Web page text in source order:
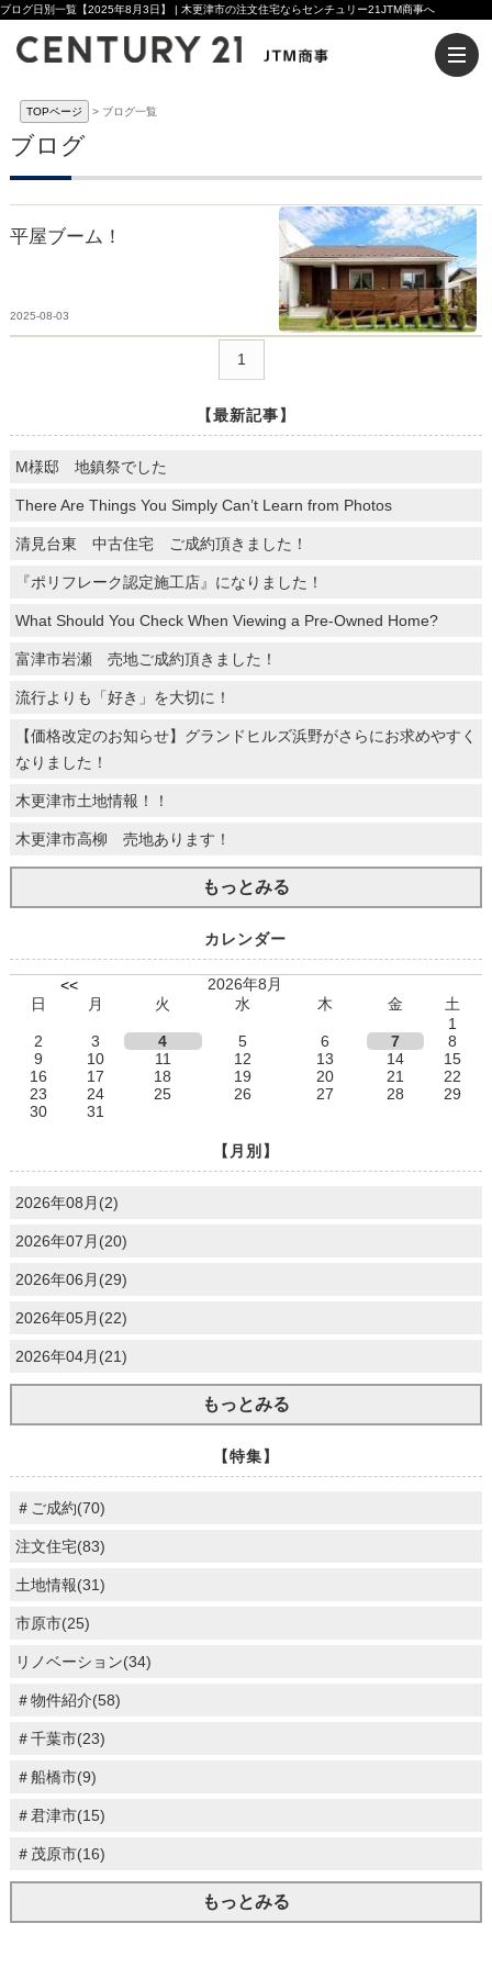
ブログ日別一覧【2025年8月3日】 | 木更津市の注文住宅ならセンチュリー21JTM商事へ
TOPページ ブログ一覧
ブログ
平屋ブーム！
2025-08-03
1
【最新記事】
M様邸 地鎮祭でした
There Are Things You Simply Can’t Learn from Photos
清見台東 中古住宅 ご成約頂きました！
『ポリフレーク認定施工店』になりました！
What Should You Check When Viewing a Pre-Owned Home?
富津市岩瀬 売地ご成約頂きました！
流行よりも「好き」を大切に！
【価格改定のお知らせ】グランドヒルズ浜野がさらにお求めやすく
なりました！
木更津市土地情報！！
木更津市高柳 売地あります！
もっとみる
カレンダー
<<
2026年8月
日
月 火 水 木 金
土
1
2
3 4 5 6 7
8
9
10 11 12 13 14
15
16
17 18 19 20 21
22
23
24 25 26 27 28
29
30
31
【月別】
2026年08月(2)
2026年07月(20)
2026年06月(29)
2026年05月(22)
2026年04月(21)
もっとみる
【特集】
＃ご成約(70)
注文住宅(83)
土地情報(31)
市原市(25)
リノベーション(34)
＃物件紹介(58)
＃千葉市(23)
＃船橋市(9)
＃君津市(15)
＃茂原市(16)
もっとみる